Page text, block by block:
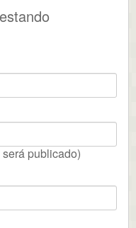
publicado)